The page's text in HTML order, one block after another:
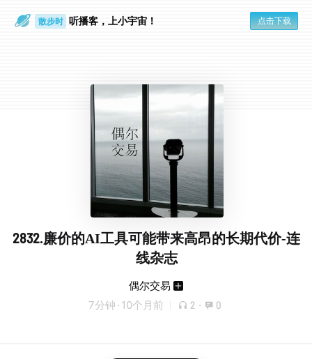
散步时 听播客，上小宇宙！ 点击下载
2832.廉价的AI工具可能带来高昂的长期代价-连
线杂志
偶尔交易
7分钟 · 10个月前 2 · 0